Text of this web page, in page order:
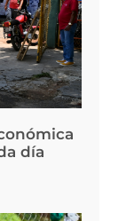
día